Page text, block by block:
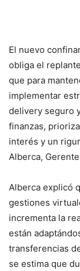
El nuevo
obliga el
que para
implementar
delivery seguro
finanzas,
interés y un
Alberca,
Alberca explicó
gestiones
incrementa la
están
transferencias
se estima que